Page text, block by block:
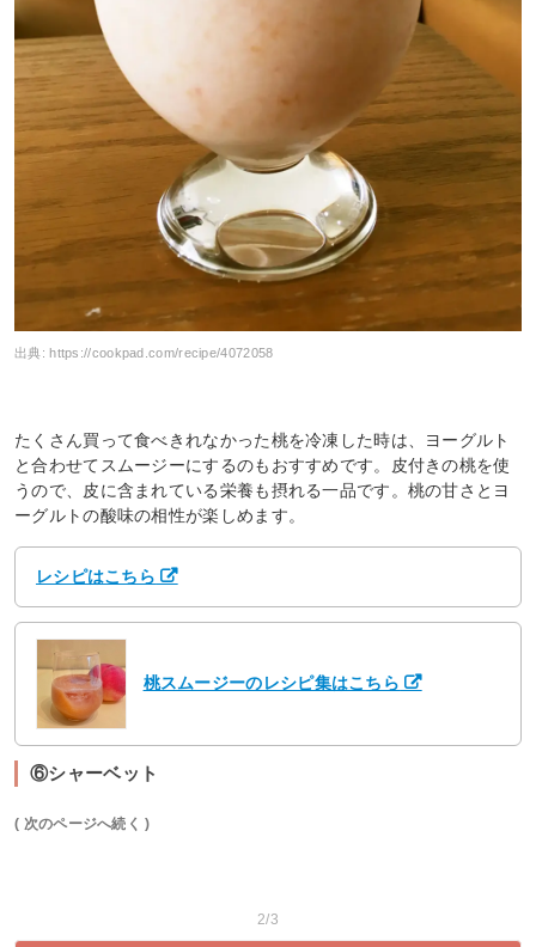
出典:https://cookpad.com/recipe/4072058
たくさん買って食べきれなかった桃を冷凍した時は、ヨーグルト
と合わせてスムージーにするのもおすすめです。皮付きの桃を使
うので、皮に含まれている栄養も摂れる一品です。桃の甘さとヨ
ーグルトの酸味の相性が楽しめます。
レシピはこちら
桃スムージーのレシピ集はこちら
⑥シャーベット
( 次のページへ続く )
2/3